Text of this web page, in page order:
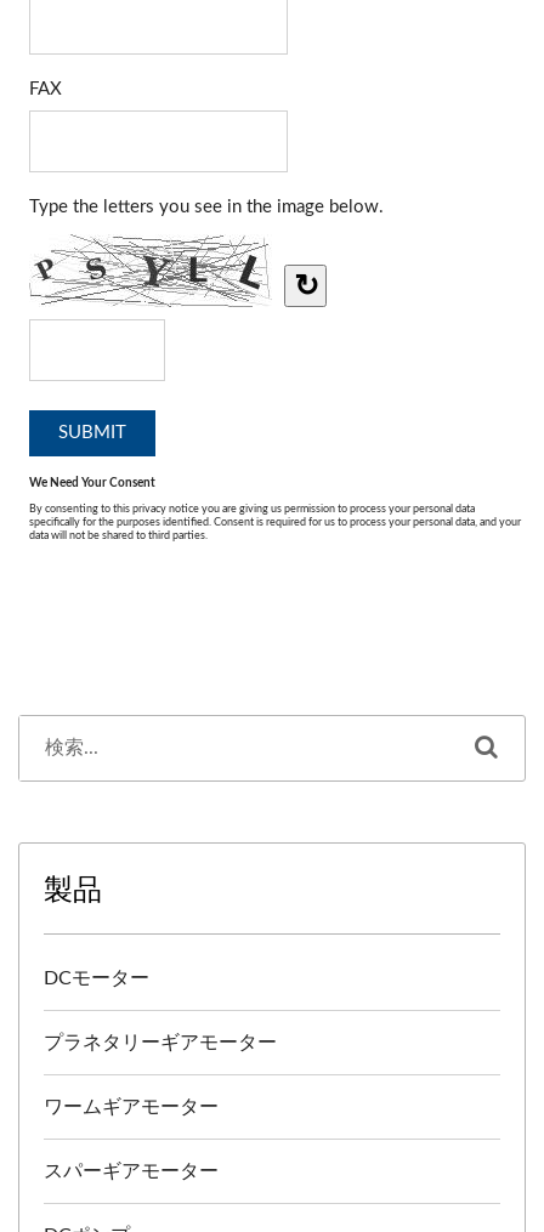
製品
DCモーター
プラネタリーギアモーター
ワームギアモーター
スパーギアモーター